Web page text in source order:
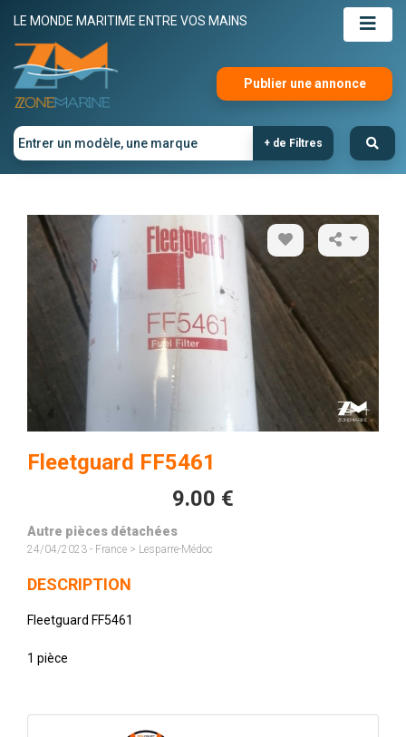
LE MONDE MARITIME ENTRE VOS MAINS
Publier une annonce
+ de Filtres
Fleetguard FF5461
9.00 €
Autre pièces détachées
24/04/2023 - France > Lesparre-Médoc
DESCRIPTION
Fleetguard FF5461
1 pièce